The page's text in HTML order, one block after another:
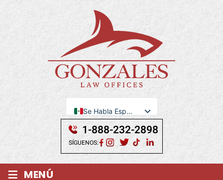
Se Habla Español
English
1-888-232-2898
SÍGUENOS:
≡ MENÚ